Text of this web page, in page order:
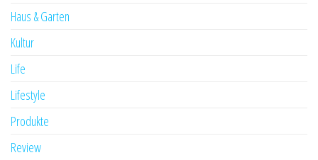
Haus & Garten
Kultur
Life
Lifestyle
Produkte
Review